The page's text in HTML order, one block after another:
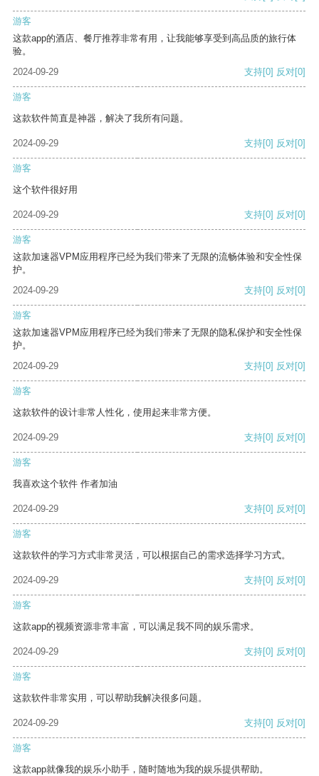
游客
这款app的酒店、餐厅推荐非常有用，让我能够享受到高品质的旅行体
验。
2024-09-29
支持[0] 反对[0]
游客
这款软件简直是神器，解决了我所有问题。
2024-09-29 支持[0] 反对[0]
游客
这个软件很好用
2024-09-29 支持[0] 反对[0]
游客
这款加速器VPM应用程序已经为我们带来了无限的流畅体验和安全性保
护。
2024-09-29
支持[0] 反对[0]
游客
这款加速器VPM应用程序已经为我们带来了无限的隐私保护和安全性保
护。
2024-09-29
支持[0] 反对[0]
游客
这款软件的设计非常人性化，使用起来非常方便。
2024-09-29 支持[0] 反对[0]
游客
我喜欢这个软件 作者加油
2024-09-29 支持[0] 反对[0]
游客
这款软件的学习方式非常灵活，可以根据自己的需求选择学习方式。
2024-09-29 支持[0] 反对[0]
游客
这款app的视频资源非常丰富，可以满足我不同的娱乐需求。
2024-09-29 支持[0] 反对[0]
游客
这款软件非常实用，可以帮助我解决很多问题。
2024-09-29 支持[0] 反对[0]
游客
这款app就像我的娱乐小助手，随时随地为我的娱乐提供帮助。